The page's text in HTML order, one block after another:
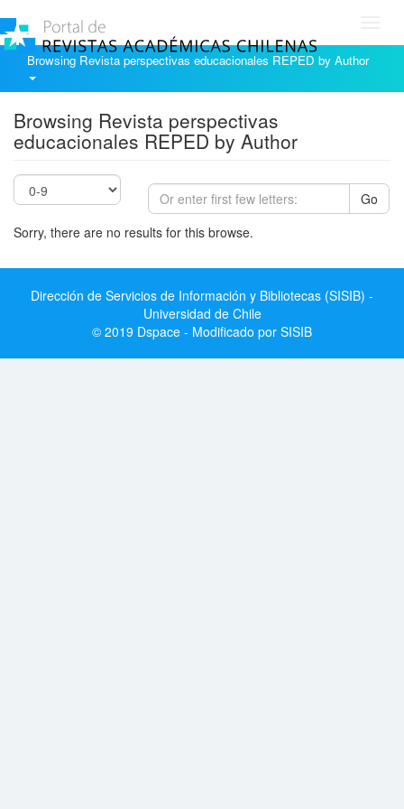
Browsing Revista perspectivas educacionales REPED by Author
Browsing Revista perspectivas
educacionales REPED by Author
Go
Sorry, there are no results for this browse.
Dirección de Servicios de Información y Bibliotecas (SISIB) -
Universidad de Chile
© 2019 Dspace - Modificado por SISIB